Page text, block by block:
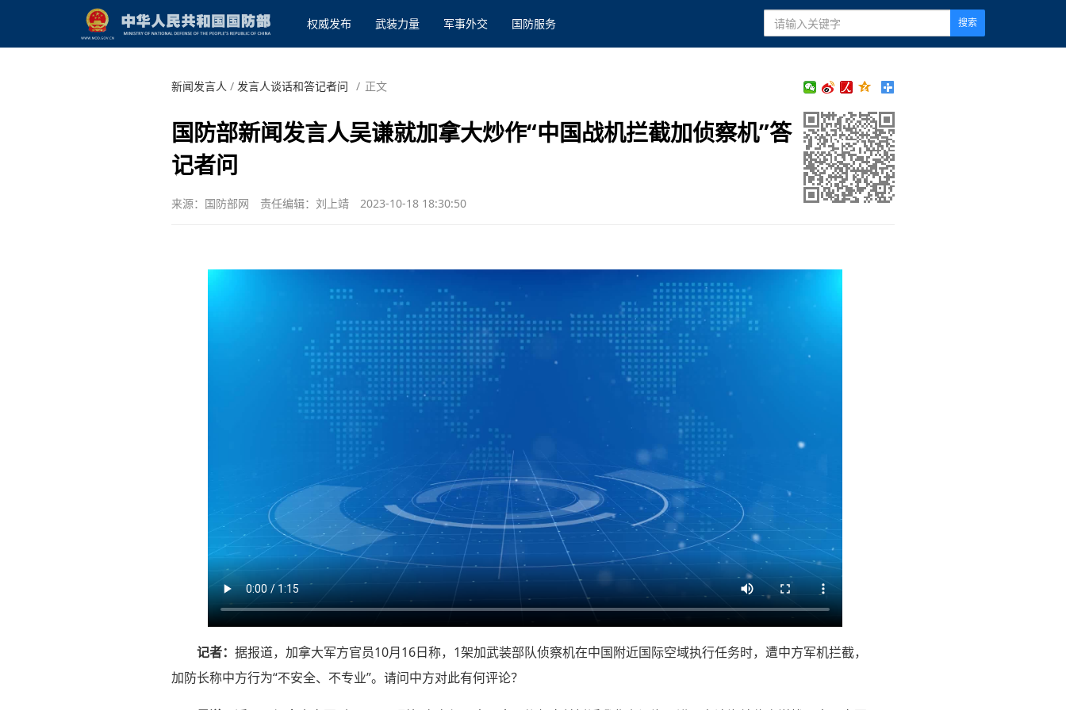
权威发布 武装力量 军事外交 国防服务 搜索
新闻发言人 / 发言人谈话和答记者问 / 正文
国防部新闻发言人吴谦就加拿大炒作“中国战机拦截加侦察机”答
记者问
来源：国防部网 责任编辑：刘上靖 2023-10-18 18:30:50
记者： 据报道，加拿大军方官员10月16日称，1架加武装部队侦察机在中国附近国际空域执行任务时，遭中方军机拦截，
加防长称中方行为“不安全、不专业”。请问中方对此有何评论？